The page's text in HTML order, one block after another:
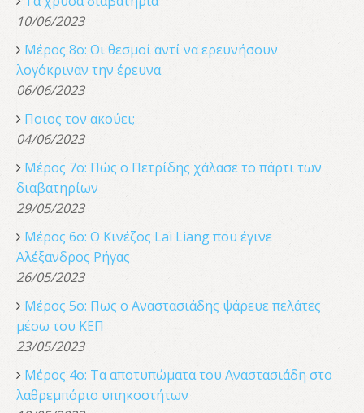
10/06/2023
Μέρος 8ο: Οι θεσμοί αντί να ερευνήσουν
λογόκριναν την έρευνα
06/06/2023
Ποιος τον ακούει;
04/06/2023
Μέρος 7ο: Πώς ο Πετρίδης χάλασε το πάρτι των
διαβατηρίων
29/05/2023
Μέρος 6ο: Ο Κινέζος Lai Liang που έγινε
Αλέξανδρος Ρήγας
26/05/2023
Μέρος 5ο: Πως ο Αναστασιάδης ψάρευε πελάτες
μέσω του ΚΕΠ
23/05/2023
Μέρος 4ο: Τα αποτυπώματα του Αναστασιάδη στο
λαθρεμπόριο υπηκοοτήτων